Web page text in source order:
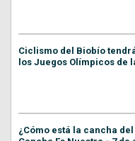
Ciclismo del Biobío
los Juegos Olímpicos de
¿Cómo está la cancha del